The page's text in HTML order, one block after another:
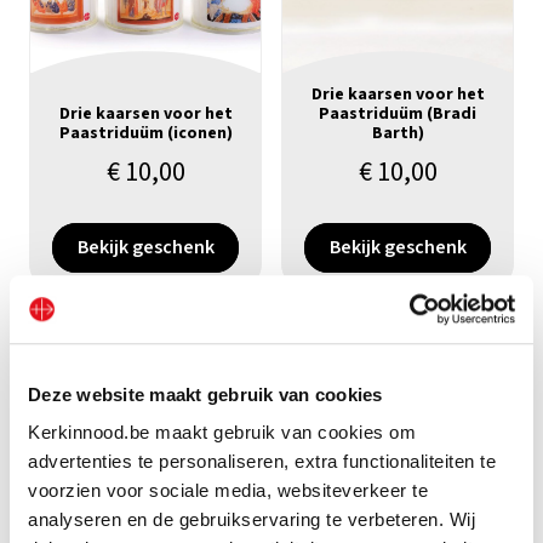
Deze website maakt gebruik van cookies
Kerkinnood.be maakt gebruik van cookies om
advertenties te personaliseren, extra functionaliteiten te
voorzien voor sociale media, websiteverkeer te
analyseren en de gebruikservaring te verbeteren. Wij
Drie kaarsen voor het
Paastriduüm (iconen)
€10,00
Bekijk geschenk
Drie kaarsen voor het
Paastriduüm (Bradi
Barth)
€10,00
Bekijk geschenk